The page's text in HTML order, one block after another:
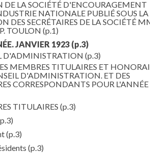
DE LA SOCIÉTÉ D'ENCOURAGEMENT
NATIONALE PUBLIÉ SOUS LA
DES SECRÉTAIRES DE LA SOCIÉTÉ
TOULON (p.1)
JANVIER 1923 (p.3)
D'ADMINISTRATION (p.3)
MEMBRES TITULAIRES ET
D'ADMINISTRATION. ET DES
CORRESPONDANTS POUR
TITULAIRES (p.3)
(p.3)
(p.3)